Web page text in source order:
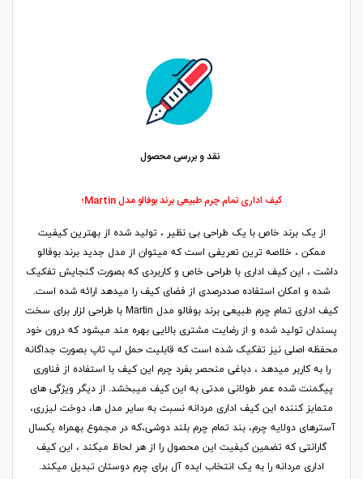
نقد و بررسی محصول
کیف اداری تمام چرم طبیعی برند بوفالو مدل Martin؛
از یک برند خاص با یک طراحی بی نظیر ، تولید شده از بهترین کیفیت
ممکن ، خلاصه ترین تعریفی است که میتوان از مدل جدید برند بوفالو
داشت ، این کیف اداری با طراحی خاص و کاربردی که بصورت گنجایش تفکیک
شده و امکان استفاده صددرصدی از فضای کیف را میدهد ارائه شده است.
کیف اداری تمام چرم طبیعی برند بوفالو مدل Martin با طراحی لزار برای سخت
پسندان تولید شده و از رضایت مشتری بالایی بهره مند میشود که درون خود
محفظه اصلی نیز تفکیک شده است که قابلیت حمل لپ تاپ بصورت جداگانه
را به کاربر میدهد ، دباغی منحصر بفرد چرم این کیف با استفاده از فناوری
پیگمنت شده عمر طولانی مدتی به این کیف میبخشد. از دیگر ویژگی های
متمایز کننده این کیف اداری مردانه نسبت به سایر مدل ها، دوخت لیزری،
آسترهای دولایه چرم، بند تمام چرم بلند دوشی،که در مجموع بهمراه یکسال
گارانتی که تضمین کیفیت این محصول را از هر لحاظ میکند ، این کیف
اداری مردانه را به یک انتخاب ایده آل برای چرم دوستان تبدیل میکند.